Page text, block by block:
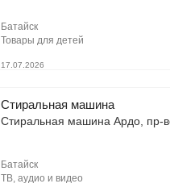
Батайск
Товары для детей
17.07.2026
Стиральная машина
Стиральная машина Ардо, пр-
Батайск
ТВ, аудио и видео